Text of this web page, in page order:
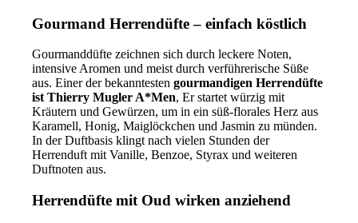
Gourmand Herrendüfte – einfach köstlich
Gourmanddüfte zeichnen sich durch leckere Noten,
intensive Aromen und meist durch verführerische Süße
aus. Einer der bekanntestengourmandigen Herrendüfte
ist Thierry Mugler A*Men, Er startet würzig mit
Kräutern und Gewürzen, um in ein süß-florales Herz aus
Karamell, Honig, Maiglöckchen und Jasmin zu münden.
In der Duftbasis klingt nach vielen Stunden der
Herrenduft mit Vanille, Benzoe, Styrax und weiteren
Duftnoten aus.
Herrendüfte mit Oud wirken anziehend